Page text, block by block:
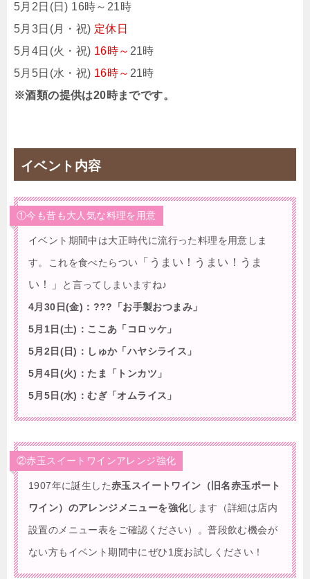
5月2日(日) 16時～21時
5月3日(月・祝) 定休日
5月4日(火・祝) 16時～ 21時
5月5日(水・祝) 16時～ 21時
※酒類の提供は20時までです。
イベント内容
①今も昔も大人気な料理を用意
イベント期間中は大正時代に流行った料理を用意しま
す。これを食べたらつい
「うまい！うまい！うま
い！」
と言ってしまいますね♪
4月30日(金)：???「お手製おつまみ」
5月1日(土)：ここあ「コロッケ」
5月2日(日)：しゅか「ハヤシライス」
5月4日(火)：たま「トンカツ」
5月5日(水)：むぎ「オムライス」
②赤玉スイートワインアレンジ強化
1907年に誕生した赤玉スイートワイン（旧名赤玉ポート
ワイン）のアレンジメニューを強化します（詳細は店内
設置のメニュー表をご確認ください）。普段飲む機会が
ない方もイベント期間中にぜひ1度お試しください！